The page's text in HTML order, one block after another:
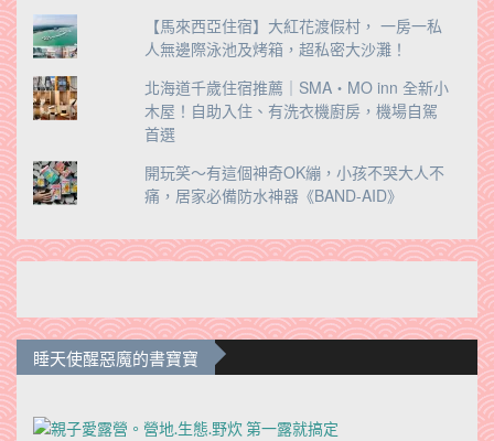
【馬來西亞住宿】大紅花渡假村， 一房一私
人無邊際泳池及烤箱，超私密大沙灘！
北海道千歲住宿推薦｜SMA・MO inn 全新小
木屋！自助入住、有洗衣機廚房，機場自駕
首選
開玩笑～有這個神奇OK繃，小孩不哭大人不
痛，居家必備防水神器《BAND-AID》
睡天使醒惡魔的書寶寶